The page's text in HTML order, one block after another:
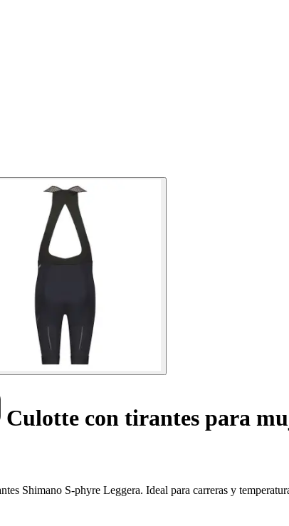
Culotte con tirantes para
Shimano S-phyre Leggera. Ideal para carreras y